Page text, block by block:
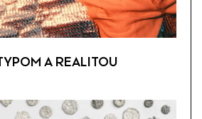
A REALITOU